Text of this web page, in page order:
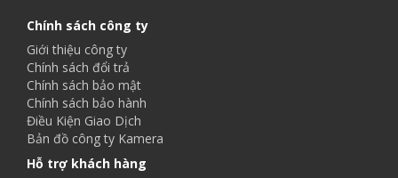
Chính sách công ty
Giới thiệu công ty
Chính sách đổi trả
Chính sách bảo mật
Chính sách bảo hành
Điều Kiện Giao Dịch
Bản đồ công ty Kamera
Hỗ trợ khách hàng